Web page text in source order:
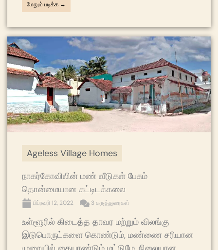
மேலும் படிக்க →
Ageless Village Homes
நாகர்கோவிலின் மண் வீடுகள் பேசும்
தொன்மையான கட்டிடக்கலை
பிப்ரவரி 12, 2022 3 கருத்துரைகள்
உள்ளூரில் கிடைத்த தாவர மற்றும் விலங்கு
இடுபொருட்களை கொண்டும், மண்ணை சரியான